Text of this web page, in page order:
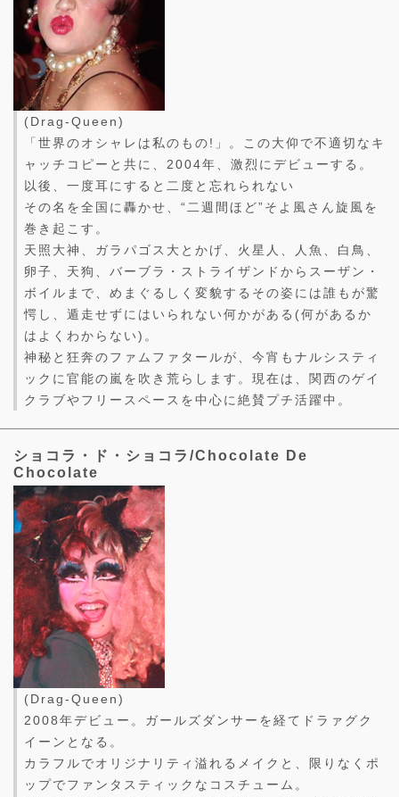
(Drag-Queen)
「世界のオシャレは私のもの!」。この大仰で不適切なキ
ャッチコピーと共に、2004年、激烈にデビューする。
以後、一度耳にすると二度と忘れられない
その名を全国に轟かせ、“二週間ほど”そよ風さん旋風を
巻き起こす。
天照大神、ガラパゴス大とかげ、火星人、人魚、白鳥、
卵子、天狗、バーブラ・ストライザンドからスーザン・
ボイルまで、めまぐるしく変貌するその姿には誰もが驚
愕し、遁走せずにはいられない何かがある(何があるか
はよくわからない)。
神秘と狂奔のファムファタールが、今宵もナルシスティ
ックに官能の嵐を吹き荒らします。現在は、関西のゲイ
クラブやフリースペースを中心に絶賛プチ活躍中。
ショコラ・ド・ショコラ/Chocolate De
Chocolate
(Drag-Queen)
2008年デビュー。ガールズダンサーを経てドラァグク
イーンとなる。
カラフルでオリジナリティ溢れるメイクと、限りなくポ
ップでファンタスティックなコスチューム。